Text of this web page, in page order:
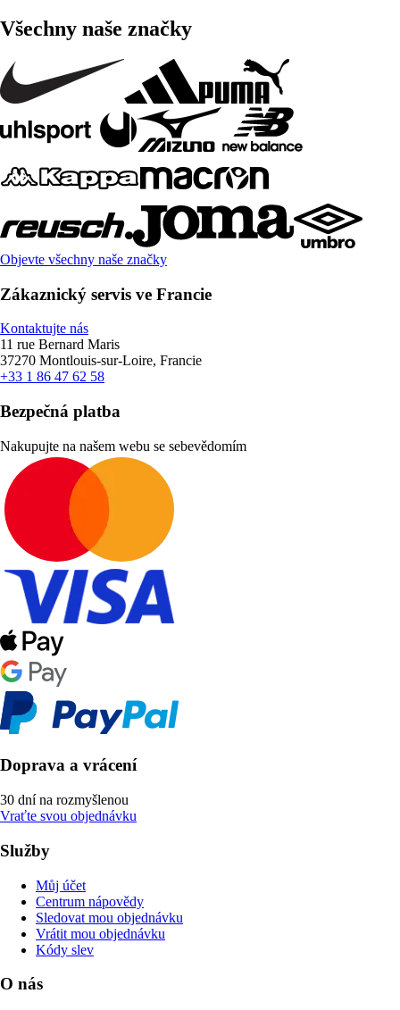
Všechny naše značky
Objevte všechny naše značky
Zákaznický servis ve Francie
Kontaktujte nás
11 rue Bernard Maris
37270 Montlouis-sur-Loire, Francie
+33 1 86 47 62 58
Bezpečná platba
Nakupujte na našem webu se sebevědomím
Doprava a vrácení
30 dní na rozmyšlenou
Vraťte svou objednávku
Služby
Můj účet
Centrum nápovědy
Sledovat mou objednávku
Vrátit mou objednávku
Kódy slev
O nás